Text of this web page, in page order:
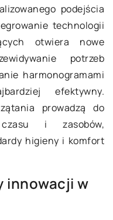
podejścia
technologii
otwiera nowe
potrzeb
harmonogramami
efektywny.
prowadzą do
czasu i zasobów,
higieny i komfort
innowacji w